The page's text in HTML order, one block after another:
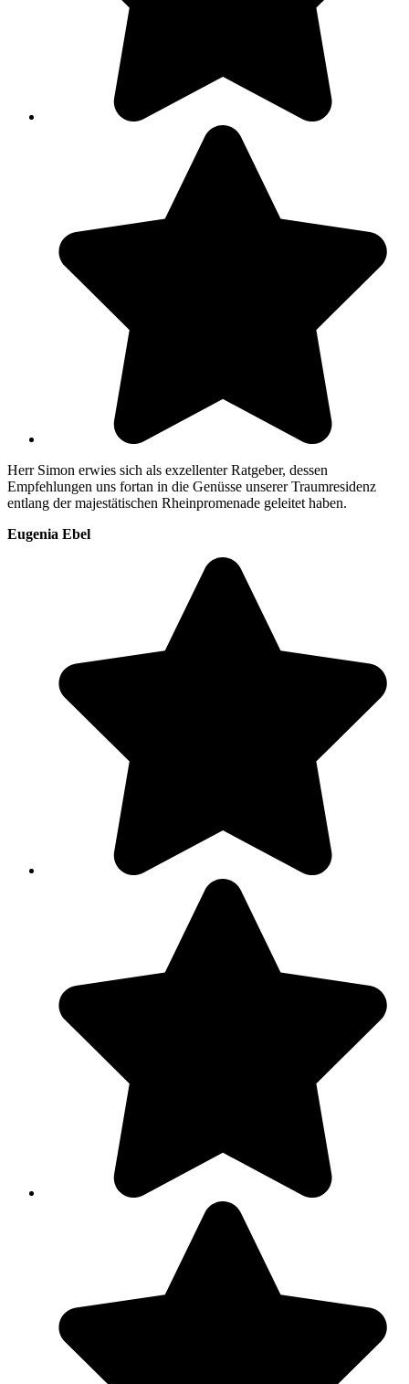
Herr Simon erwies sich als exzellenter Ratgeber, dessen
Empfehlungen uns fortan in die Genüsse unserer Traumresidenz
entlang der majestätischen Rheinpromenade geleitet haben.
Eugenia Ebel